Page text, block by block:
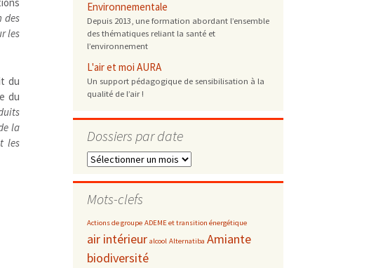
économique
enceintes / enfants
des
les
du
du
la
les
Environnementale
Depuis 2013, une formation abordant l’ensemble
des thématiques reliant la santé et
l’environnement
L'air et moi AURA
Un support pédagogique de sensibilisation à la
qualité de l’air !
Dossiers par date
Dossiers
date
Mots-clefs
Actions de groupe ADEME et transition énergétique
air intérieur alcool Alternatiba Amiante
biodiversité